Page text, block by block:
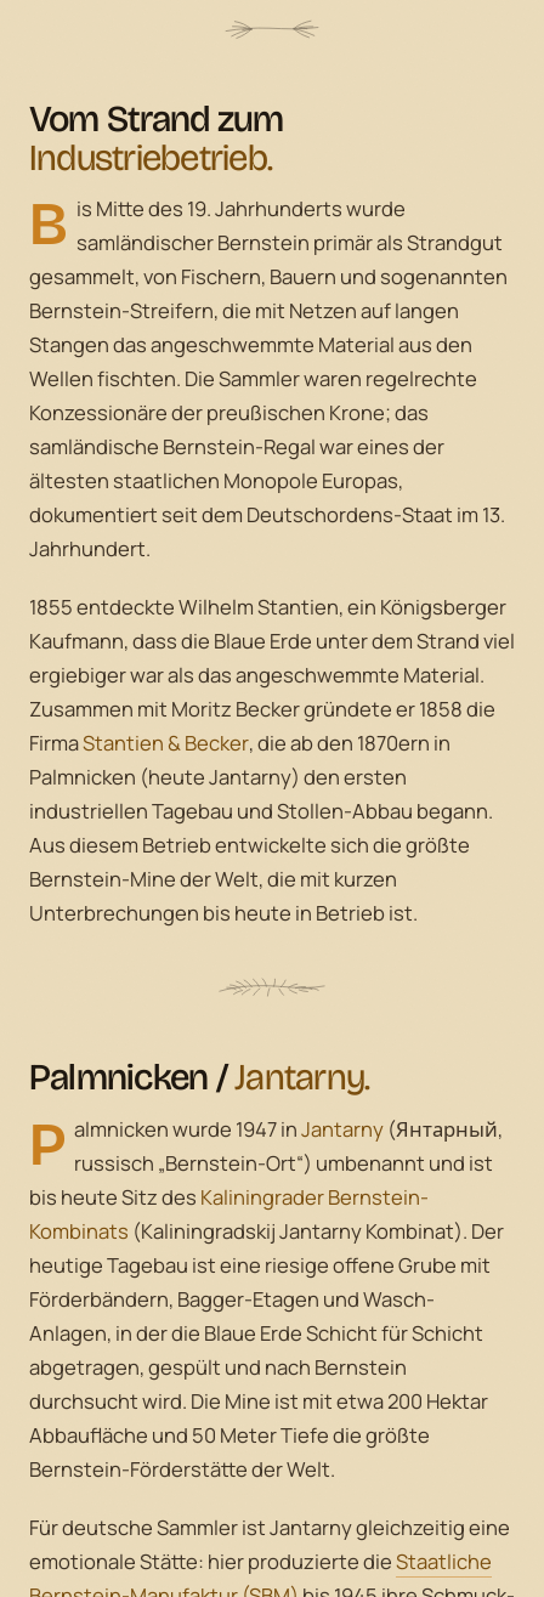
Vom Strand zum
Industriebetrieb.
B is Mitte des 19. Jahrhunderts wurde
samländischer Bernstein primär als Strandgut
gesammelt, von Fischern, Bauern und sogenannten
Bernstein-Streifern, die mit Netzen auf langen
Stangen das angeschwemmte Material aus den
Wellen fischten. Die Sammler waren regelrechte
Konzessionäre der preußischen Krone; das
samländische Bernstein-Regal war eines der
ältesten staatlichen Monopole Europas,
dokumentiert seit dem Deutschordens-Staat im 13.
Jahrhundert.
1855 entdeckte Wilhelm Stantien, ein Königsberger
Kaufmann, dass die Blaue Erde unter dem Strand viel
ergiebiger war als das angeschwemmte Material.
Zusammen mit Moritz Becker gründete er 1858 die
FirmaStantien & Becker, die ab den 1870ern in
Palmnicken (heute Jantarny) den ersten
industriellen Tagebau und Stollen-Abbau begann.
Aus diesem Betrieb entwickelte sich die größte
Bernstein-Mine der Welt, die mit kurzen
Unterbrechungen bis heute in Betrieb ist.
Palmnicken /Jantarny.
P almnicken wurde 1947 inJantarny(Янтарный,
russisch „Bernstein-Ort“) umbenannt und ist
bis heute Sitz des Kaliningrader Bernstein-
Kombinats (Kaliningradskij Jantarny Kombinat). Der
heutige Tagebau ist eine riesige offene Grube mit
Förderbändern, Bagger-Etagen und Wasch-
Anlagen, in der die Blaue Erde Schicht für Schicht
abgetragen, gespült und nach Bernstein
durchsucht wird. Die Mine ist mit etwa 200 Hektar
Abbaufläche und 50 Meter Tiefe die größte
Bernstein-Förderstätte der Welt.
Für deutsche Sammler ist Jantarny gleichzeitig eine
emotionale Stätte: hier produzierte dieStaatliche